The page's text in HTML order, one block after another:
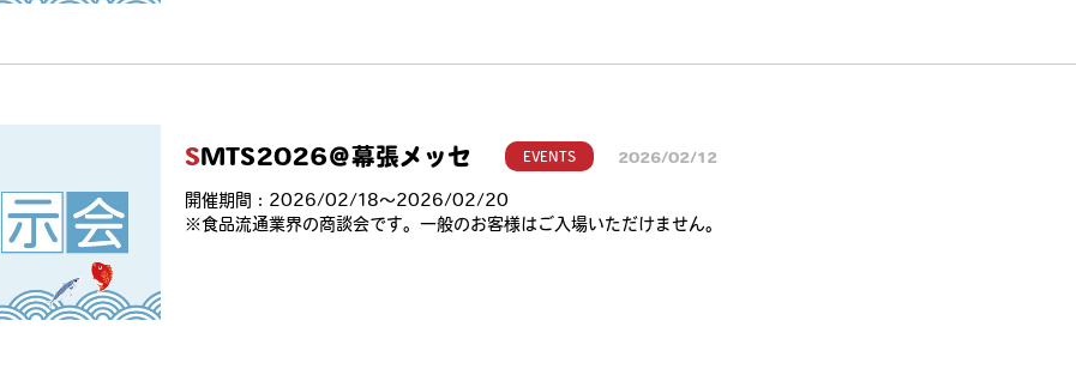
SMTS2026＠幕張メッセ EVENTS 2026/02/12
開催期間：2026/02/18〜2026/02/20
※食品流通業界の商談会です。一般のお客様はご入場いただけません。